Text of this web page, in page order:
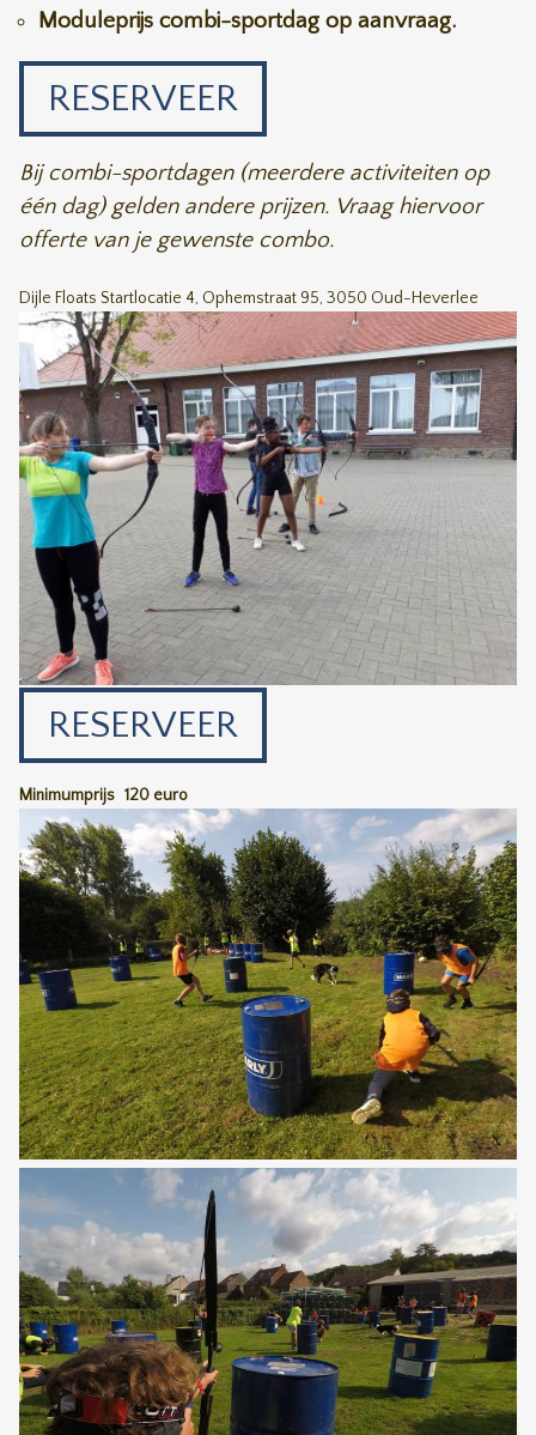
Moduleprijs combi-sportdag op aanvraag.
RESERVEER
Bij combi-sportdagen (meerdere activiteiten op
één dag) gelden andere prijzen. Vraag hiervoor
offerte van je gewenste combo.
Dijle Floats Startlocatie 4, Ophemstraat 95, 3050 Oud-Heverlee
RESERVEER
Minimumprijs 120 euro